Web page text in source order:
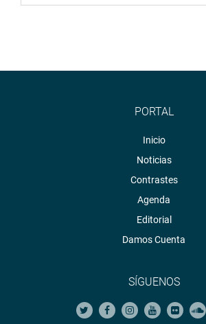
PORTAL
Inicio
Noticias
Contrastes
Agenda
Editorial
Damos Cuenta
SÍGUENOS